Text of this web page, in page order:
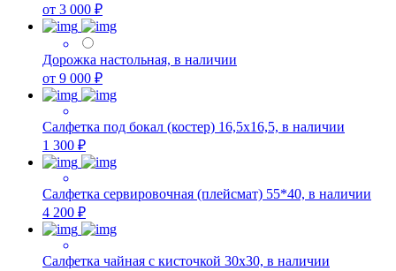
от 3 000 ₽
Дорожка настольная, в наличии
от 9 000 ₽
Салфетка под бокал (костер) 16,5х16,5, в наличии
1 300 ₽
Салфетка сервировочная (плейсмат) 55*40, в наличии
4 200 ₽
Салфетка чайная с кисточкой 30х30, в наличии